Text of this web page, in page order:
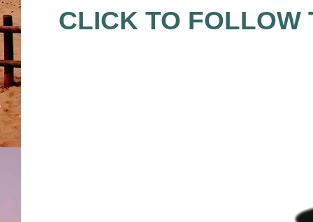
CLICK TO FOLLOW